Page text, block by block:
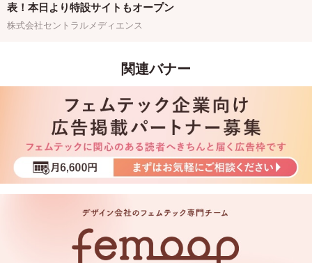
表！本日より特設サイトもオープン
株式会社セントラルメディエンス
関連バナー